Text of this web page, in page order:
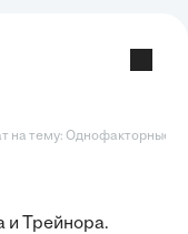
на тему: Однофакторные
Трейнора.